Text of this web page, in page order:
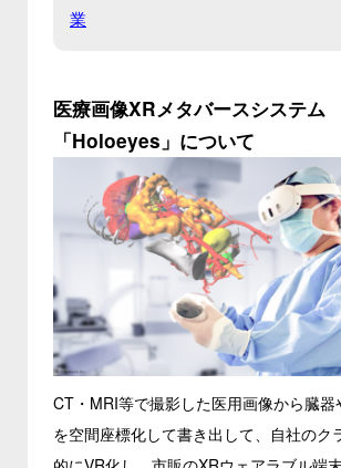
業
医療画像XRメタバースシステム
「Holoeyes」について
CT・MRI等で撮影した医用画像から臓器
を空間座標化して書き出して、自社のク